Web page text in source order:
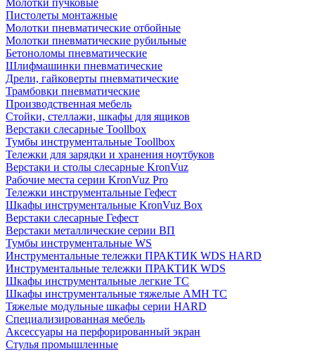
Молотки пучковые
Пистолеты монтажные
Молотки пневматические отбойные
Молотки пневматические рубильные
Бетоноломы пневматические
Шлифмашинки пневматические
Дрели, гайковерты пневматические
Трамбовки пневматические
Производственная мебель
Стойки, стеллажи, шкафы для ящиков
Верстаки слесарные Toollbox
Тумбы инструментальные Toollbox
Тележки для зарядки и хранения ноутбуков
Верстаки и столы слесарные KronVuz
Рабочие места серии KronVuz Pro
Тележки инструментальные Гефест
Шкафы инструментальные KronVuz Box
Верстаки слесарные Гефест
Верстаки металлические серии ВП
Тумбы инструментальные WS
Инструментальные тележки ПРАКТИК WDS HARD
Инструментальные тележки ПРАКТИК WDS
Шкафы инструментальные легкие ТС
Шкафы инструментальные тяжелые AMH TC
Тяжелые модульные шкафы серии HARD
Cпециализированная мебель
Аксессуары на перфорированный экран
Стулья промышленные